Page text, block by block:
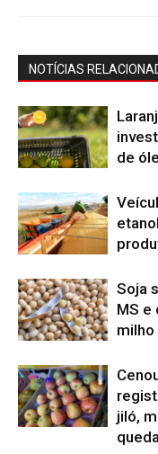
NOTÍCIAS
de
Soja
MS e
jiló,
queda